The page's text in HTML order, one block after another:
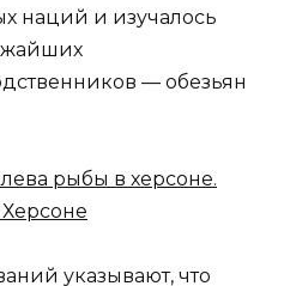
наций и изучалось
— обезьян
рыбы в херсоне.
указывают, что